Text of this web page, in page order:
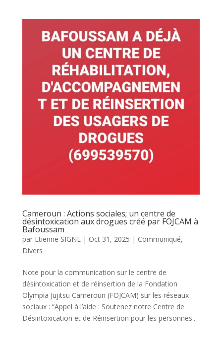
Cameroun : Actions sociales; un centre de
désintoxication aux drogues créé par FOJCAM à
Bafoussam
par Etienne SIGNE| Oct 31, 2025 | Communiqué,
Divers
Note pour la communication sur le centre de
désintoxication et de réinsertion de la Fondation
Olympia Jujitsu Cameroun (FOJCAM) sur les réseaux
sociaux : “Appel à l’aide : Soutenez notre Centre de
Désintoxication et de Réinsertion pour les personnes...